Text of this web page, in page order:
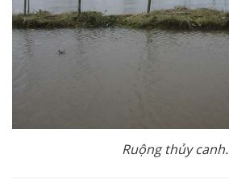
Ruộng thủy canh.